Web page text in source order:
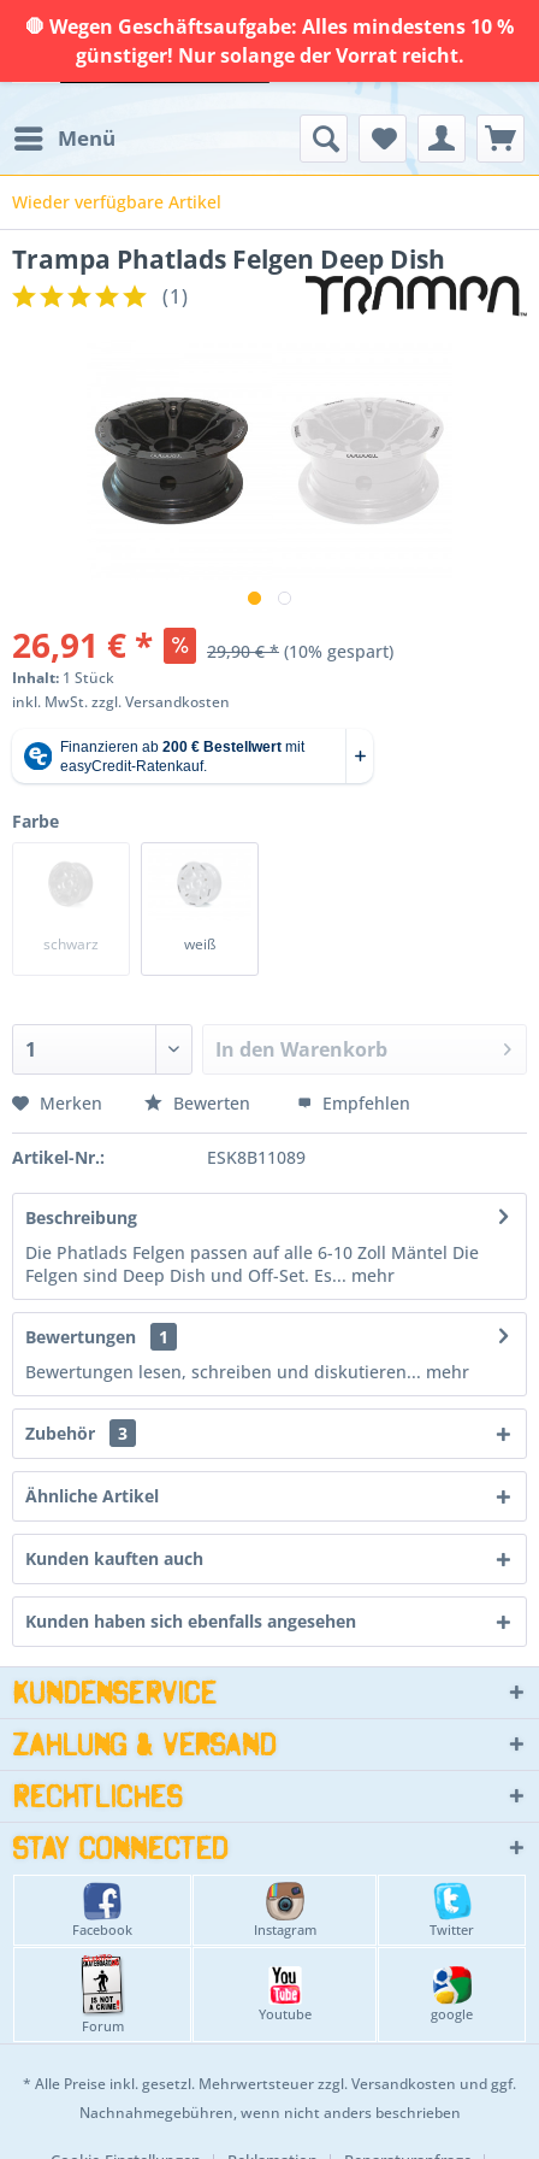
🛑 Wegen Geschäftsaufgabe: Alles mindestens 10 %
günstiger! Nur solange der Vorrat reicht.
Menü
Wieder verfügbare Artikel
Trampa Phatlads Felgen Deep Dish
(1)
26,91 € * 29,90 € * (10% gespart)
Inhalt: 1 Stück
inkl. MwSt.zzgl. Versandkosten
Farbe
schwarz weiß
In den Warenkorb
Merken Bewerten Empfehlen
Artikel-Nr.: ESK8B11089
Beschreibung
Die Phatlads Felgen passen auf alle 6-10 Zoll Mäntel Die
Felgen sind Deep Dish und Off-Set. Es... mehr
Bewertungen
1
Bewertungen lesen, schreiben und diskutieren... mehr
Zubehör 3
Ähnliche Artikel
Kunden kauften auch
Kunden haben sich ebenfalls angesehen
Kundenservice
Zahlung & Versand
Rechtliches
Stay connected
Facebook Instagram Twitter
Forum
Youtube google
* Alle Preise inkl. gesetzl. Mehrwertsteuer zzgl.Versandkosten und ggf.
Nachnahmegebühren, wenn nicht anders beschrieben